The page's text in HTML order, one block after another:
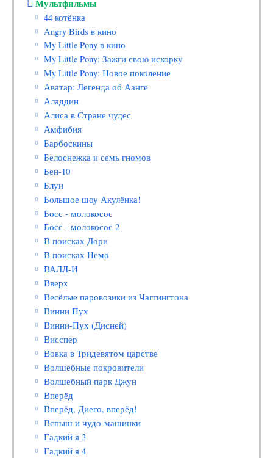
Мультфильмы
44 котёнка
Angry Birds в кино
My Little Pony в кино
My Little Pony: Зажги свою искорку
My Little Pony: Новое поколение
Аватар: Легенда об Аанге
Аладдин
Алиса в Стране чудес
Амфибия
Барбоскины
Белоснежка и семь гномов
Бен-10
Блуи
Большое шоу Акулёнка!
Босс - молокосос
Босс - молокосос 2
В поисках Дори
В поисках Немо
ВАЛЛ-И
Вверх
Весёлые паровозики из Чаггингтона
Винни Пух
Винни-Пух (Дисней)
Висспер
Вовка в Тридевятом царстве
Волшебные покровители
Волшебный парк Джун
Вперёд
Вперёд, Диего, вперёд!
Вспыш и чудо-машинки
Гадкий я 3
Гадкий я 4